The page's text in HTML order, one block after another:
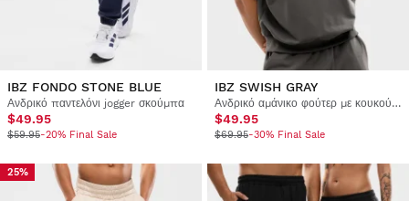
IBZ FONDO STONE BLUE
Ανδρικό παντελόνι jogger σκούμπα
$49.95
$59.95-20% Final Sale
IBZ SWISH GRAY
Ανδρικό αμάνικο φούτερ με κουκούλα σκούμπα
$49.95
$69.95-30% Final Sale
25%